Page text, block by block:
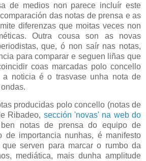
de medios non parece incluír este
das notas de prensa e as
diferenzas que moitas veces non
Outra cousa son as novas
que, ó non saír nas notas,
para comparar e seguen liñas que
coas marcadas polo concello
a noticia é o trasvase unha nota de
producidas polo concello (notas de
Ribadeo, sección 'novas' na web do
notas de prensa do equipo de
de importancia nunhas, é manifesto
serven para marcar o rumbo da
mediática, mais dunha amplitude